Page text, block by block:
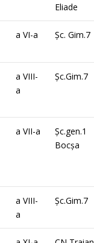
Eliade
a VI-a Șc. Gim.7
a VIII-
a
Șc.Gim.7
a VII-a
Șc.gen.1
Bocșa
a VIII-
a
Șc.Gim.7